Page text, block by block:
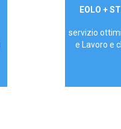
29,90€/mese
EOLO +
servizio
e Lavoro e